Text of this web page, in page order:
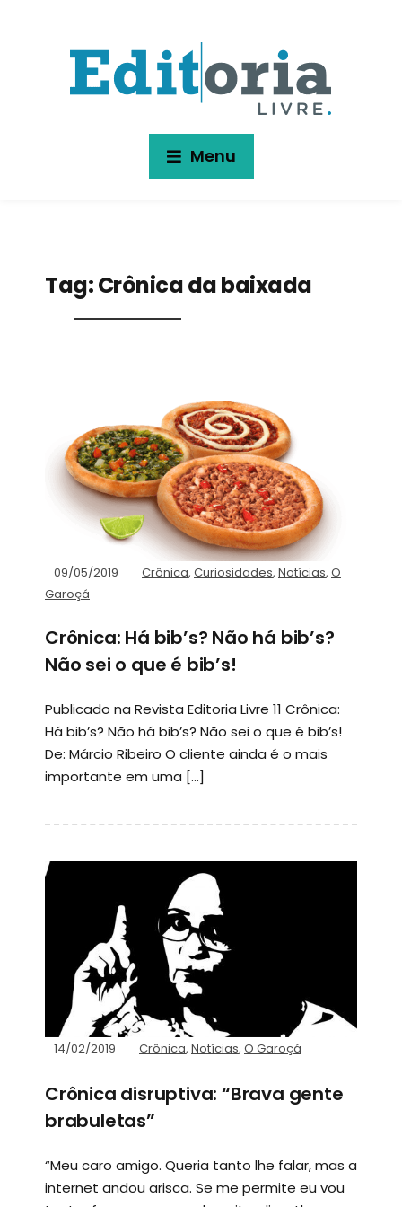
Menu
Tag:Crônica da baixada
09/05/2019 Crônica, Curiosidades, Notícias, O
Garoçá
Crônica: Há bib’s? Não há bib’s?
Não sei o que é bib’s!
Publicado na Revista Editoria Livre 11 Crônica:
Há bib’s? Não há bib’s? Não sei o que é bib’s!
De: Márcio Ribeiro O cliente ainda é o mais
importante em uma […]
14/02/2019 Crônica, Notícias, O Garoçá
Crônica disruptiva: “Brava gente
brabuletas”
“Meu caro amigo. Queria tanto lhe falar, mas a
internet andou arisca. Se me permite eu vou